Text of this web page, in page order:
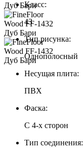
Класс:
43
Тип рисунка:
Однополосный
Несущая плита:
ПВХ
Фаска:
С 4-х сторон
Тип соединения: